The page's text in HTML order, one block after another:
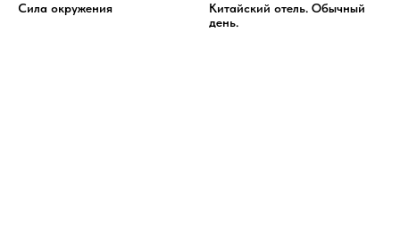
Сила окружения
Китайский отель. Обычный
день.